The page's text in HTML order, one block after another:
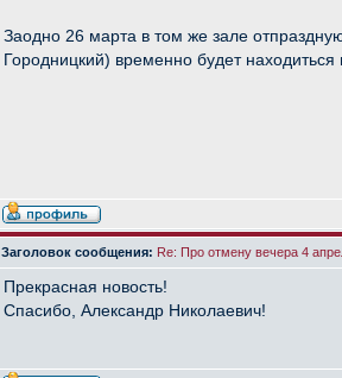
Заодно 26 марта в том же зале
Городницкий) временно будет
Заголовок сообщения: Re: Про отмену вечера 4
Прекрасная новость!
Спасибо, Александр Николаевич!